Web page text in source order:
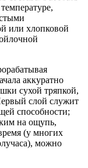
или хлопковой
аккуратно
сухой тряпкой,
слой служит
способности;
на ощупь,
(у многих
можно